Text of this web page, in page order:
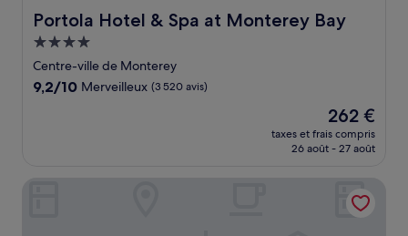
Portola Hotel & Spa at Monterey Bay
Portola Hotel & Spa at Monterey Bay
Hébergement
4.0 étoiles
Centre-ville de Monterey
9.2
9,2/10 Merveilleux (3 520 avis)
Le
nouveau
prix
de
262 €
262 €
taxes et frais compris
26 août - 27 août